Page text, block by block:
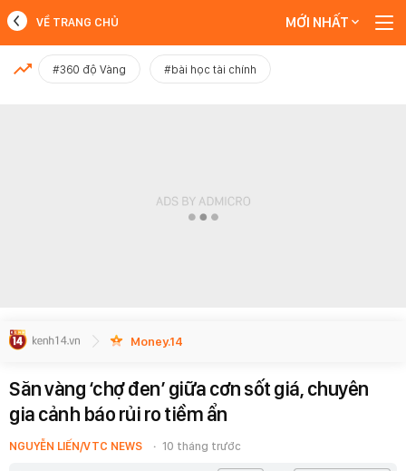
MỚI NHẤT
VỀ TRANG CHỦ MỚI NHẤT
#360 độ Vàng #bài học tài chính
Money.14
Săn vàng ‘chợ đen’ giữa cơn sốt giá, chuyên
gia cảnh báo rủi ro tiềm ẩn
NGUYỄN LIẾN/VTC NEWS 10 tháng trước